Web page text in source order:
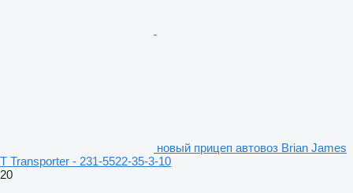
новый прицеп автовоз Brian James
T Transporter - 231-5522-35-3-10
20